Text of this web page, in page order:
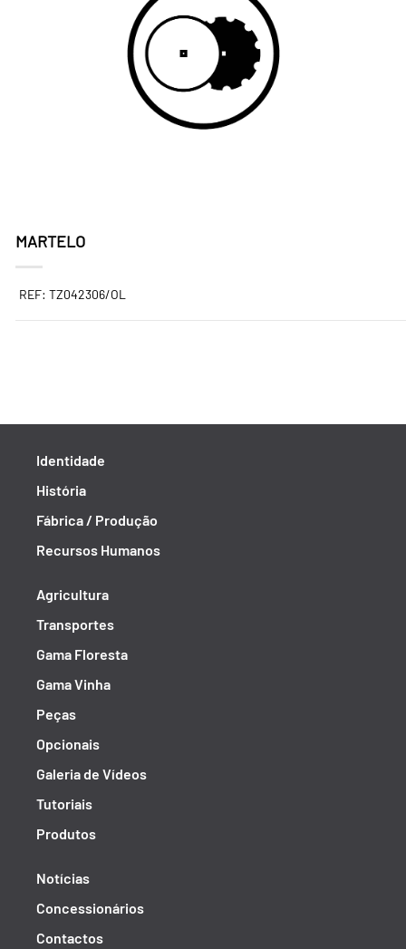
MARTELO
REF: TZ042306/OL
Identidade
História
Fábrica / Produção
Recursos Humanos
Agricultura
Transportes
Gama Floresta
Gama Vinha
Peças
Opcionais
Galeria de Vídeos
Tutoriais
Produtos
Notícias
Concessionários
Contactos